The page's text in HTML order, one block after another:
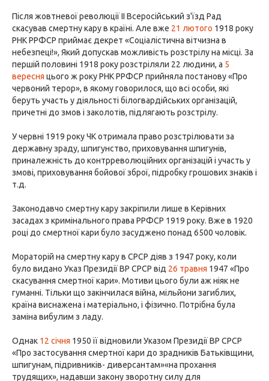
Після жовтневої революції II Всеросійський з'їзд Рад
скасував смертну кару в країні. Але вже 21 лютого 1918 року
РНК РРФСР приймає декрет «Соціалістична вітчизна в
небезпеці!», Який допускав можливість розстрілу на місці. За
першій половині 1918 року розстріляли 22 людини, а 5
вересня цього ж року РНК РРФСР прийняла постанову «Про
червоний терор», в якому говорилося, що всі особи, які
беруть участь у діяльності білогвардійських організацій,
причетні до змов і заколотів, підлягають розстрілу.
У червні 1919 року ЧК отримала право розстрілювати за
державну зраду, шпигунство, приховування шпигунів,
приналежність до контрреволюційних організацій і участь у
змові, приховування бойової зброї, підробку грошових знаків і
т.д.
Законодавчо смертну кару закріпили лише в Керівних
засадах з кримінального права РРФСР 1919 року. Вже в 1920
році до смертної кари було засуджено понад 6500 чоловік.
Мораторій на смертну кару в СРСР діяв з 1947 року, коли
було видано Указ Президії ВР СРСР від 26 травня 1947 «Про
скасування смертної кари». Мотиви цього були аж ніяк не
гуманні. Тільки що закінчилася війна, мільйони загиблих,
країна виснажена і матеріально, і фізично. Потрібна була
заміна вибулим з ладу.
Однак 12 січня 1950 її відновили Указом Президії ВР СРСР
«Про застосування смертної кари до зрадників Батьківщини,
шпигунам, підривників- диверсантам»«на прохання
трудящих», надавши закону зворотну силу для